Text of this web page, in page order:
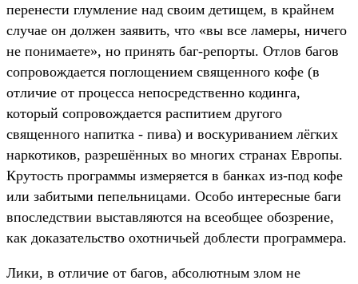
перенести глумление над своим детищем, в крайнем
случае он должен заявить, что «вы все ламеры, ничего
не понимаете», но принять баг-репорты. Отлов багов
сопровождается поглощением священного кофе (в
отличие от процесса непосредственно кодинга,
который сопровождается распитием другого
священного напитка - пива) и воскуриванием лёгких
наркотиков, разрешённых во многих странах Европы.
Крутость программы измеряется в банках из-под кофе
или забитыми пепельницами. Особо интересные баги
впоследствии выставляются на всеобщее обозрение,
как доказательство охотничьей доблести программера.
Лики, в отличие от багов, абсолютным злом не